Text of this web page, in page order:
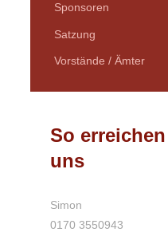
Sponsoren
Satzung
Vorstände / Ämter
So
uns
Simon
0170 3550943